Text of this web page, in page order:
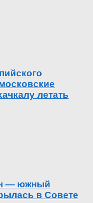
летать
— южный
в Совете